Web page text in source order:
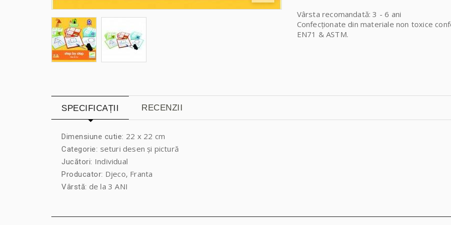
Vârsta recomandată: 3 - 6 ani
Confecționate din materiale non toxice
EN71 & ASTM.
SPECIFICAȚII RECENZII
Dimensiune cutie: 22 x 22 cm
Categorie: seturi desen și pictură
Jucători: Individual
Producator: Djeco, Franta
Vârstă: de la 3 ANI